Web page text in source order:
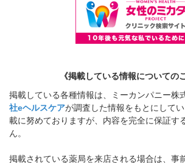
《掲載している情報についての
掲載している各種情報は、ミーカンパニー株
社eヘルスケアが調査した情報をもとにして
載に努めておりますが、内容を完全に保証す
ん。
掲載されている薬局を来店される場合は、事